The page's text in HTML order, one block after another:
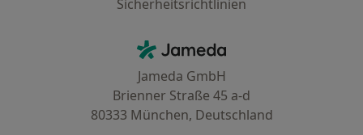
Sicherheitsrichtlinien
Jameda - Startseite
Jameda GmbH
Brienner Straße 45 a-d
80333 München, Deutschland